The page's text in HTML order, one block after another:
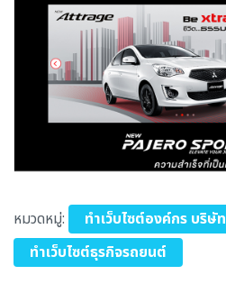
หมวดหมู่:
ทำเว็บไซต์องค์กร บริษัท
ทำเว็บไซต์ธุรกิจรถยนต์